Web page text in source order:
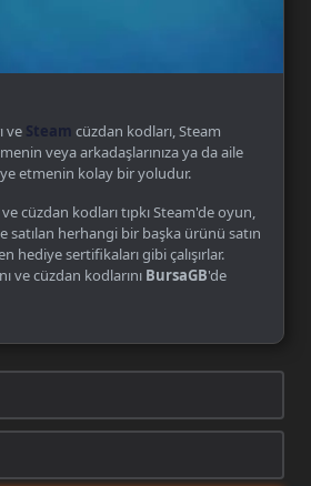
ve Steam cüzdan kodları, Steam
veya arkadaşlarınıza ya da aile
etmenin kolay bir yoludur.
cüzdan kodları tıpkı Steam'de oyun,
satılan herhangi bir başka ürünü satın
hediye sertifikaları gibi çalışırlar.
ve cüzdan kodlarını BursaGB'de